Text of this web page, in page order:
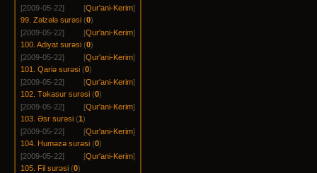
[2009-05-22]
[Qur'ani-Kerim]
99. Zəlzələ surəsi (0)
[2009-05-22]
[Qur'ani-Kerim]
100. Adiyat surəsi (0)
[2009-05-22]
[Qur'ani-Kerim]
101. Qariə surəsi (0)
[2009-05-22]
[Qur'ani-Kerim]
102. Təkasur surəsi (0)
[2009-05-22]
[Qur'ani-Kerim]
103. Əsr surəsi (1)
[2009-05-22]
[Qur'ani-Kerim]
104. Huməzə surəsi (0)
[2009-05-22]
[Qur'ani-Kerim]
105. Fil surəsi (0)